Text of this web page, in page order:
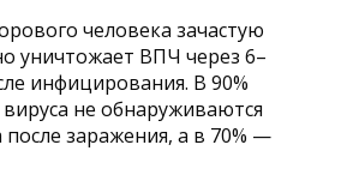
человека зачастую
уничтожает ВПЧ через 6–
инфицирования. В 90%
не обнаруживаются
после заражения, а в 70% —